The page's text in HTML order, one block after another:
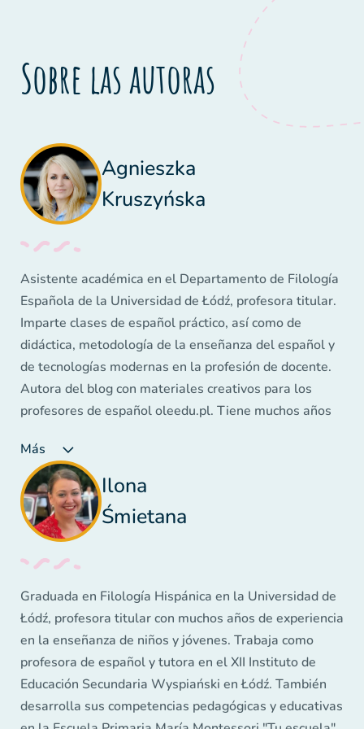
Sobre las autoras
Agnieszka
Kruszyńska
Asistente académica en el Departamento de Filología
Española de la Universidad de Łódź, profesora titular.
Imparte clases de español práctico, así como de
didáctica, metodología de la enseñanza del español y
de tecnologías modernas en la profesión de docente.
Autora del blog con materiales creativos para los
profesores de español oleedu.pl. Tiene muchos años
y adultos. Autora y coautora de numerosas
publicaciones, cursos, formaciones y webinars sobre la
enseñanza de idiomas. Ganadora de tres prestigiosos
premios en el Resumen del Movimiento Innovador en
la Educación - "Creador de la Innovación" (2015),
"Creador de la Competencia Social" (2016), "Docente
Innovador" (2017). En su trabajo se centra en el
aprendizaje basado en las emociones positivas.
Más
Ilona
Śmietana
Graduada en Filología Hispánica en la Universidad de
Łódź, profesora titular con muchos años de experiencia
en la enseñanza de niños y jóvenes. Trabaja como
profesora de español y tutora en el XII Instituto de
Educación Secundaria Wyspiański en Łódź. También
desarrolla sus competencias pedagógicas y educativas